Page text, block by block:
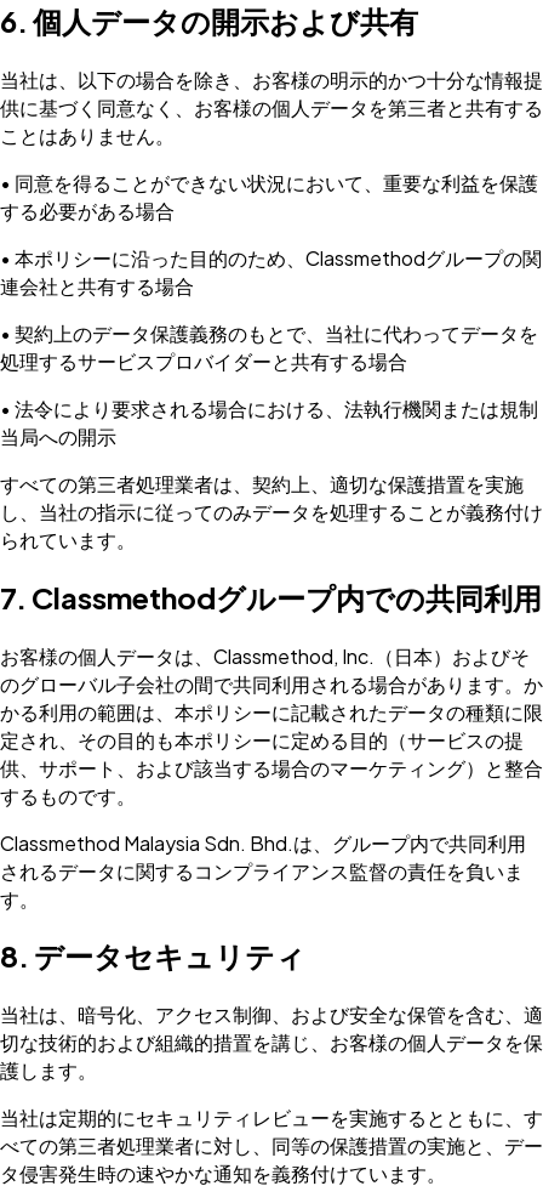
6. 個人データの開示および共有
当社は、以下の場合を除き、お客様の明示的かつ十分な情報提
供に基づく同意なく、お客様の個人データを第三者と共有する
ことはありません。
• 同意を得ることができない状況において、重要な利益を保護
する必要がある場合
• 本ポリシーに沿った目的のため、Classmethodグループの関
連会社と共有する場合
• 契約上のデータ保護義務のもとで、当社に代わってデータを
処理するサービスプロバイダーと共有する場合
• 法令により要求される場合における、法執行機関または規制
当局への開示
すべての第三者処理業者は、契約上、適切な保護措置を実施
し、当社の指示に従ってのみデータを処理することが義務付け
られています。
7. Classmethodグループ内での共同利用
お客様の個人データは、Classmethod, Inc.（日本）およびそ
のグローバル子会社の間で共同利用される場合があります。か
かる利用の範囲は、本ポリシーに記載されたデータの種類に限
定され、その目的も本ポリシーに定める目的（サービスの提
供、サポート、および該当する場合のマーケティング）と整合
するものです。
Classmethod Malaysia Sdn. Bhd.は、グループ内で共同利用
されるデータに関するコンプライアンス監督の責任を負いま
す。
8. データセキュリティ
当社は、暗号化、アクセス制御、および安全な保管を含む、適
切な技術的および組織的措置を講じ、お客様の個人データを保
護します。
当社は定期的にセキュリティレビューを実施するとともに、す
べての第三者処理業者に対し、同等の保護措置の実施と、デー
タ侵害発生時の速やかな通知を義務付けています。